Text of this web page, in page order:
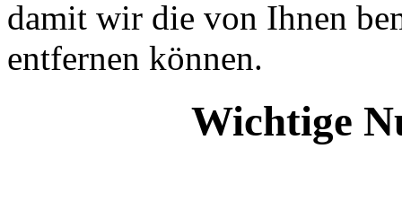
damit wir die von Ihnen
entfernen können.
Wichtige